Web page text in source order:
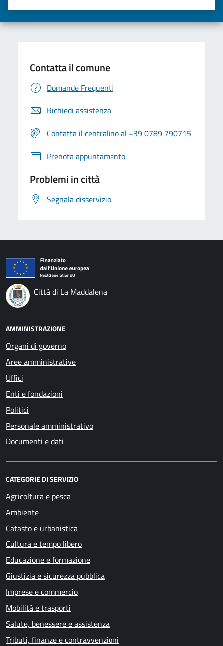
Valuta 5 stelle su 5
Valuta 4 stelle su 5
Valuta 3 stelle su 5
Valuta 2 stelle su 5
Valuta una stella su 5
Contatta il comune
Domande Frequenti
Richiedi assistenza
Contatta il centralino al +39 0789 790715
Prenota appuntamento
Problemi in città
Segnala disservizio
Città di La Maddalena
AMMINISTRAZIONE
Organi di governo
Aree amministrative
Uffici
Enti e fondazioni
Politici
Personale amministrativo
Documenti e dati
CATEGORIE DI SERVIZIO
Agricoltura e pesca
Ambiente
Catasto e urbanistica
Cultura e tempo libero
Educazione e formazione
Giustizia e sicurezza pubblica
Imprese e commercio
Mobilità e trasporti
Salute, benessere e assistenza
Tributi, finanze e contravvenzioni